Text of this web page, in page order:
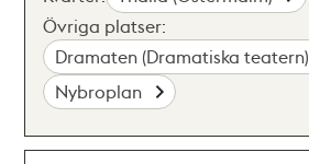
Övriga platser:
Dramaten (Dramatiska teatern)
Nybroplan